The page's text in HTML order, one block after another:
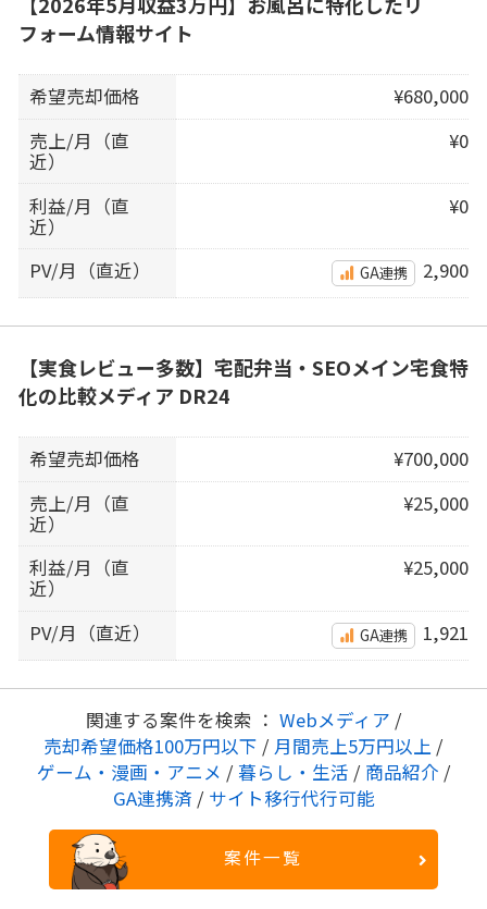
フォーム情報サイト
希望売却価格
¥680,000
売上/月（直
近）
¥0
利益/月（直
近）
¥0
PV/月（直近） GA連携 2,900
【実食レビュー多数】宅配弁当・SEOメイン宅食特
化の比較メディア DR24
希望売却価格
¥700,000
売上/月（直
近）
¥25,000
利益/月（直
近）
¥25,000
PV/月（直近） GA連携 1,921
関連する案件を検索 ： Webメディア /
売却希望価格100万円以下 / 月間売上5万円以上 /
ゲーム・漫画・アニメ / 暮らし・生活 / 商品紹介 /
GA連携済 / サイト移行代行可能
案件一覧